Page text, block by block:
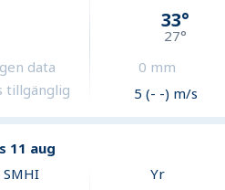
data
tillgänglig
33°
27°
0 mm
5 (- -) m/s
11 aug
SMHI Yr